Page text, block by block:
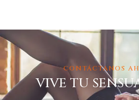
CONTÁCTANOS
VIVE TU